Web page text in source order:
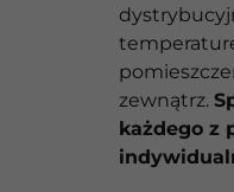
zewnątrz.
każdego z